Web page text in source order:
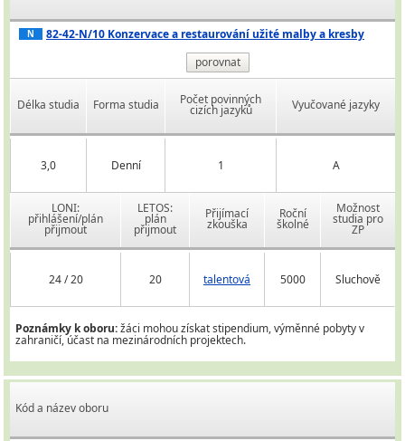
N
82-42-N/10 Konzervace a restaurování užité malby a kresby
porovnat
Délka studia Forma studia Počet povinných
cizích jazyků Vyučované jazyky
3,0 Denní 1 A
LONI:
přihlášení/plán
přijmout
LETOS:
plán
přijmout
Přijímací
zkouška
Roční
školné
Možnost
studia pro
ZP
24 / 20 20 talentová 5000 Sluchově
Poznámky k oboru:žáci mohou získat stipendium, výměnné pobyty v
zahraničí, účast na mezinárodních projektech.
Kód a název oboru